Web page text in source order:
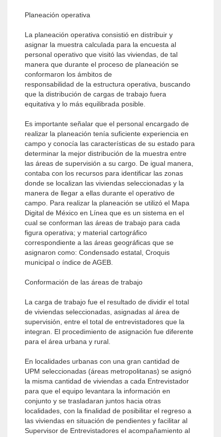
Planeación operativa
La planeación operativa consistió en distribuir y
asignar la muestra calculada para la encuesta al
personal operativo que visitó las viviendas, de tal
manera que durante el proceso de planeación se
conformaron los ámbitos de
responsabilidad de la estructura operativa, buscando
que la distribución de cargas de trabajo fuera
equitativa y lo más equilibrada posible.
Es importante señalar que el personal encargado de
realizar la planeación tenía suficiente experiencia en
campo y conocía las características de su estado para
determinar la mejor distribución de la muestra entre
las áreas de supervisión a su cargo. De igual manera,
contaba con los recursos para identificar las zonas
donde se localizan las viviendas seleccionadas y la
manera de llegar a ellas durante el operativo de
campo. Para realizar la planeación se utilizó el Mapa
Digital de México en Línea que es un sistema en el
cual se conforman las áreas de trabajo para cada
figura operativa; y material cartográfico
correspondiente a las áreas geográficas que se
asignaron como: Condensado estatal, Croquis
municipal o índice de AGEB.
Conformación de las áreas de trabajo
La carga de trabajo fue el resultado de dividir el total
de viviendas seleccionadas, asignadas al área de
supervisión, entre el total de entrevistadores que la
integran. El procedimiento de asignación fue diferente
para el área urbana y rural.
En localidades urbanas con una gran cantidad de
UPM seleccionadas (áreas metropolitanas) se asignó
la misma cantidad de viviendas a cada Entrevistador
para que el equipo levantara la información en
conjunto y se trasladaran juntos hacia otras
localidades, con la finalidad de posibilitar el regreso a
las viviendas en situación de pendientes y facilitar al
Supervisor de Entrevistadores el acompañamiento al